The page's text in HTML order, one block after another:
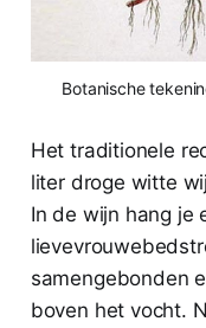
Botanische
Het traditionele
liter droge witte
In de wijn hang je
samengebonden
boven het vocht.